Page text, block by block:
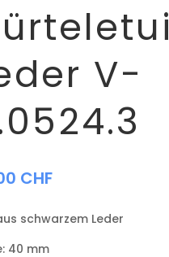
V-
CHF
schwarzem Leder
40 mm